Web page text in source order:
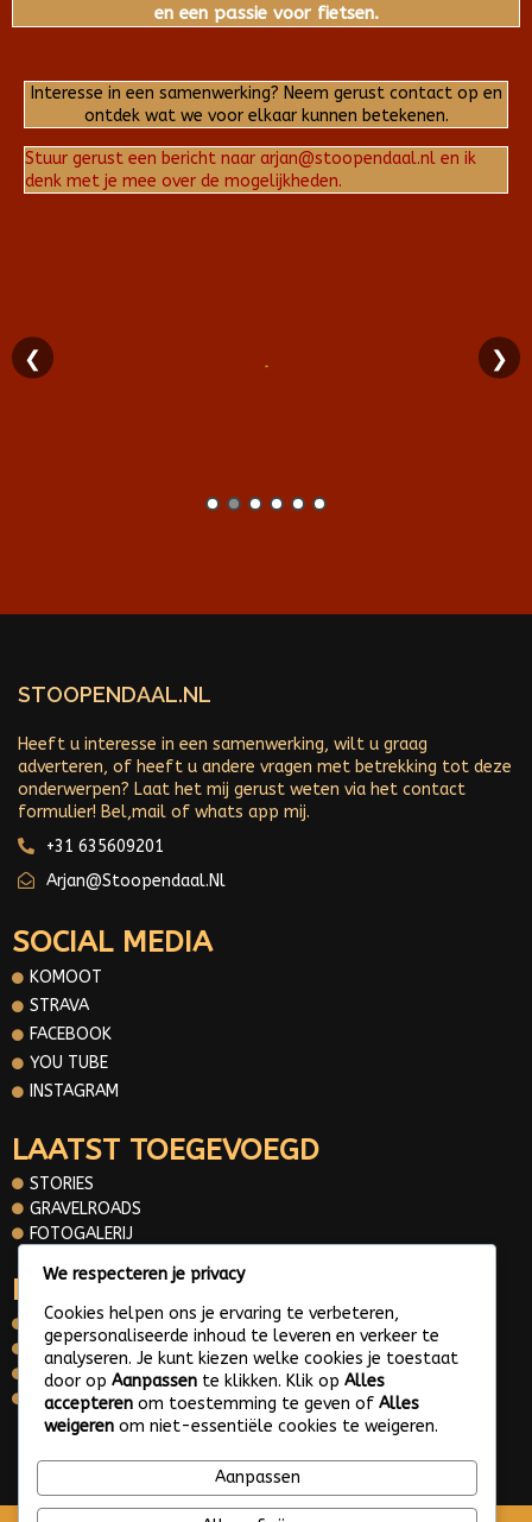
en een passie voor fietsen.
Interesse in een samenwerking? Neem gerust contact op en
ontdek wat we voor elkaar kunnen betekenen.
Stuur gerust een bericht naar arjan@stoopendaal.nl en ik
denk met je mee over de mogelijkheden.
❮ ❯
STOOPENDAAL.NL
Heeft u interesse in een samenwerking, wilt u graag
adverteren, of heeft u andere vragen met betrekking tot deze
onderwerpen? Laat het mij gerust weten via het contact
formulier! Bel,mail of whats app mij.
+31 635609201
Arjan@stoopendaal.nl
SOCIAL MEDIA
KOMOOT
STRAVA
FACEBOOK
YOU TUBE
INSTAGRAM
LAATST TOEGEVOEGD
STORIES
GRAVELROADS
FOTOGALERIJ
INFORMATIE
OVER MIJ
CONTACT
PRIVACY POLICY
WHATS APP ME
© 2025 Gravelroads area around the Netherlands
We respecteren je privacy
Cookies helpen ons je ervaring te verbeteren,
gepersonaliseerde inhoud te leveren en verkeer te
analyseren. Je kunt kiezen welke cookies je toestaat
door op Aanpassen te klikken. Klik op Alles
accepteren om toestemming te geven of Alles
weigeren om niet-essentiële cookies te weigeren.
Aanpassen